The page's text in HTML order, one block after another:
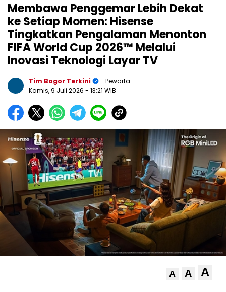
Membawa Penggemar Lebih Dekat
ke Setiap Momen: Hisense
Tingkatkan Pengalaman Menonton
FIFA World Cup 2026™ Melalui
Inovasi Teknologi Layar TV
Tim Bogor Terkini
- Pewarta
Kamis, 9 Juli 2026 - 13:21 WIB
A A A